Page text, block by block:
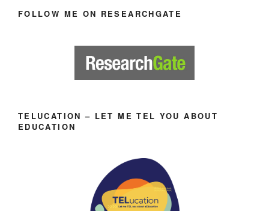
FOLLOW ME ON RESEARCHGATE
TELUCATION – LET ME TEL YOU ABOUT
EDUCATION